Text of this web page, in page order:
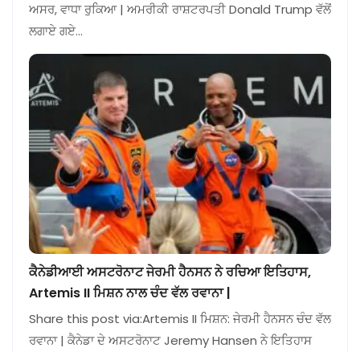
ਅਸਰ, ਵਾਧਾ ਰੁਕਿਆ | ਅਮਰੀਕੀ ਰਾਸ਼ਟਰਪਤੀ Donald Trump ਵੱਲੋਂ
ਲਗਾਏ ਗਏ…
ਕੈਨੇਡੀਆਈ ਅਸਟਰੋਨਾਟ ਜੇਰਮੀ ਹੈਨਸਨ ਨੇ ਰਚਿਆ ਇਤਿਹਾਸ,
Artemis II ਮਿਸ਼ਨ ਨਾਲ ਚੰਦ ਵੱਲ ਰਵਾਨਾ |
Share this post via:Artemis II ਮਿਸ਼ਨ: ਜੇਰਮੀ ਹੈਨਸਨ ਚੰਦ ਵੱਲ
ਰਵਾਨਾ | ਕੈਨੇਡਾ ਦੇ ਅਸਟਰੋਨਾਟ Jeremy Hansen ਨੇ ਇਤਿਹਾਸ